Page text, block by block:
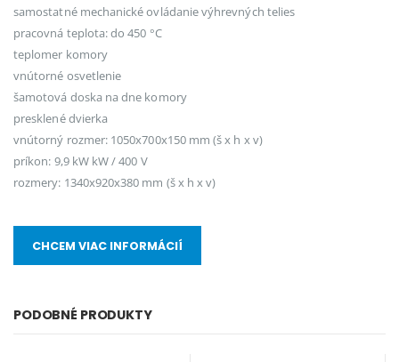
samostatné mechanické ovládanie výhrevných telies
pracovná teplota: do 450 °C
teplomer komory
vnútorné osvetlenie
šamotová doska na dne komory
presklené dvierka
vnútorný rozmer: 1050x700x150 mm (š x h x v)
príkon: 9,9 kW kW / 400 V
rozmery: 1340x920x380 mm (š x h x v)
CHCEM VIAC INFORMÁCIÍ
PODOBNÉ PRODUKTY